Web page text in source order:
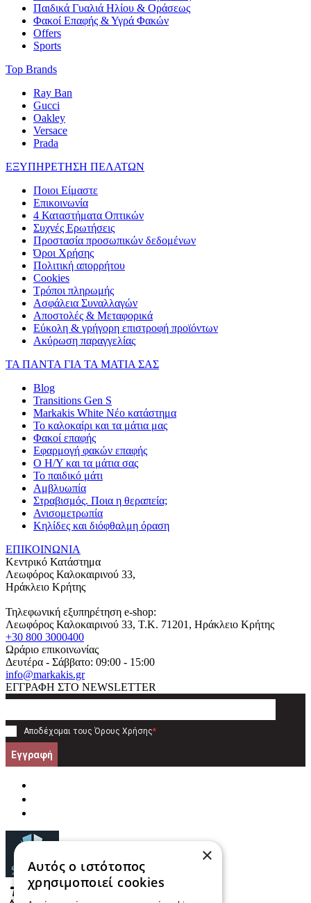
Παιδικά Γυαλιά Ηλίου & Οράσεως
Φακοί Επαφής & Υγρά Φακών
Offers
Sports
Top Brands
Ray Ban
Gucci
Oakley
Versace
Prada
ΕΞΥΠΗΡΕΤΗΣΗ ΠΕΛΑΤΩΝ
Ποιοι Είμαστε
Επικοινωνία
4 Καταστήματα Οπτικών
Συχνές Ερωτήσεις
Προστασία προσωπικών δεδομένων
Όροι Χρήσης
Πολιτική απορρήτου
Cookies
Τρόποι πληρωμής
Ασφάλεια Συναλλαγών
Αποστολές & Μεταφορικά
Εύκολη & γρήγορη επιστροφή προϊόντων
Ακύρωση παραγγελίας
ΤΑ ΠΑΝΤΑ ΓΙΑ ΤΑ ΜΑΤΙΑ ΣΑΣ
Blog
Transitions Gen S
Markakis White Νέο κατάστημα
Το καλοκαίρι και τα μάτια μας
Φακοί επαφής
Εφαρμογή φακών επαφής
Ο Η/Υ και τα μάτια σας
Το παιδικό μάτι
Αμβλυωπία
Στραβισμός. Ποια η θεραπεία;
Ανισομετρωπία
Κηλίδες και διόφθαλμη όραση
ΕΠΙΚΟΙΝΩΝΙΑ
Κεντρικό Κατάστημα
Λεωφόρος Καλοκαιρινού 33,
Ηράκλειο Κρήτης
Τηλεφωνική εξυπηρέτηση e-shop:
Λεωφόρος Καλοκαιρινού 33, T.K. 71201, Ηράκλειο Κρήτης
+30 800 3000400
Ωράριο επικοινωνίας
Δευτέρα - Σάββατο: 09:00 - 15:00
info@markakis.gr
ΕΓΓΡΑΦΗ ΣΤΟ NEWSLETTER
Αποδέχομαι τους Όρους Χρήσης*
Εγγραφή
×
Αυτός ο ιστότοπος
χρησιμοποιεί cookies